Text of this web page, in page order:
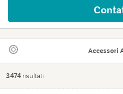
Accessori
3474 risultati